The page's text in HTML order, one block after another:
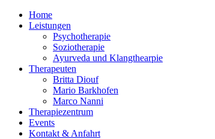
Home
Leistungen
Psychotherapie
Soziotherapie
Ayurveda und Klangthearpie
Therapeuten
Britta Diouf
Mario Barkhofen
Marco Nanni
Therapiezentrum
Events
Kontakt & Anfahrt